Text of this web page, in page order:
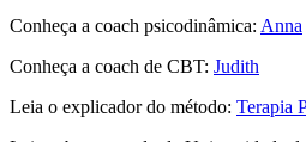
Conheça a coach psicodinâmica: Anna
Conheça a coach de CBT: Judith
Leia o explicador do método: Terapia